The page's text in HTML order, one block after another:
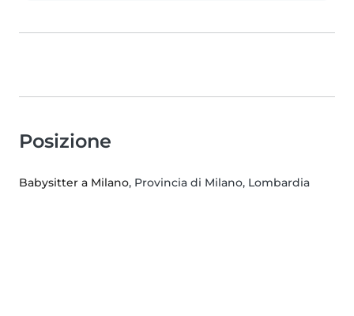
Posizione
Babysitter a Milano, Provincia di Milano, Lombardia